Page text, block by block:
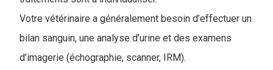
Votre vétérinaire a généralement besoin d’effectuer un
bilan sanguin, une analyse d’urine et des examens
d’imagerie (échographie, scanner, IRM).